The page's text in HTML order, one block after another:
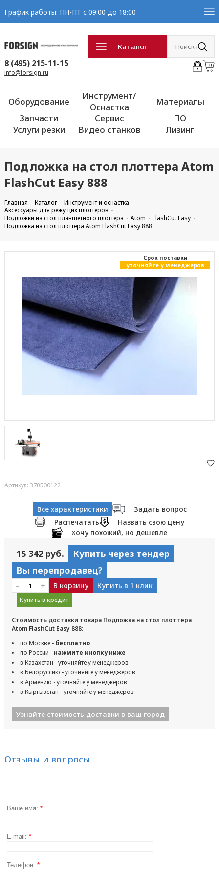
График работы: ПН-ПТ с 09:00 до 18:00
Каталог
8 (495) 215-11-15
info@forsign.ru
Оборудование
Инструмент/
Оснастка
Материалы
Запчасти
Сервис
ПО
Услуги резки
Видео станков Лизинг
Подложка на стол плоттера Atom
FlashCut Easy 888
Главная Каталог
Инструмент и оснастка
Аксессуары для режущих плоттеров
Подложки на стол планшетного плоттера
Atom
FlashCut Easy
Подложка на стол плоттера Atom FlashCut Easy 888
Cрок поставки
уточняйте у менеджеров
Артикул: 378500122
Все характеристики
Задать вопрос
Распечатать
Назвать свою цену
Хочу похожий, но дешевле
15 342 руб.
Купить через тендер
Вы перепродавец?
– + В корзину Купить в 1 клик
Купить в кредит
Стоимость доставки товара Подложка на стол плоттера
Atom FlashCut Easy 888:
по Москве - бесплатно
по России - нажмите кнопку ниже
в Казахстан - уточняйте у менеджеров
в Белоруссию - уточняйте у менеджеров
в Армению - уточняйте у менеджеров
в Кыргызстан - уточняйте у менеджеров
Узнайте стоимость доставки в ваш город
Отзывы и вопросы
Ваше имя: *
E-mail: *
Телефон: *